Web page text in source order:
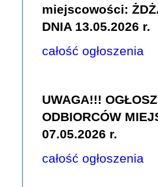
miejscowości:
DNIA 13.05.2026 r.
całość ogłoszenia
UWAGA!!!
ODBIORCÓW
07.05.2026 r.
całość ogłoszenia